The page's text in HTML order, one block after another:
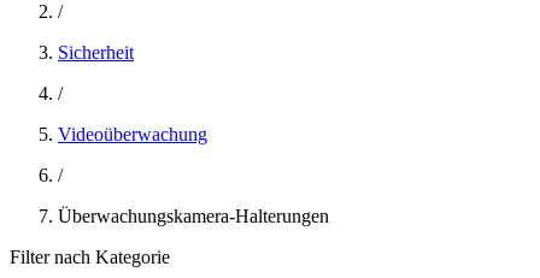
/
Sicherheit
/
Videoüberwachung
/
Überwachungskamera-Halterungen
Filter nach Kategorie